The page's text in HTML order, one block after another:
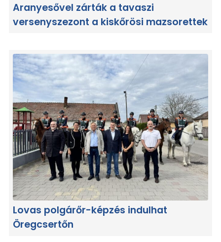
Aranyesővel zárták a tavaszi
versenyszezont a kiskőrösi mazsorettek
Lovas polgárőr-képzés indulhat
Öregcsertőn